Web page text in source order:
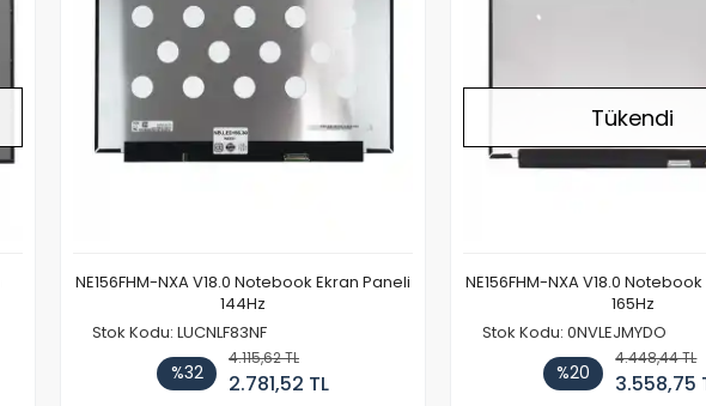
NE156FHM-NXA V18.0 Notebook Ekran Paneli
144Hz
Stok Kodu: LUCNLF83NF
%32
4.115,62 TL
2.781,52 TL
Tükendi
NE156FHM-NXA V18.0
165Hz
Stok Kodu: 0NVLEJMYDO
%20
4.448,44 TL
3.558,75